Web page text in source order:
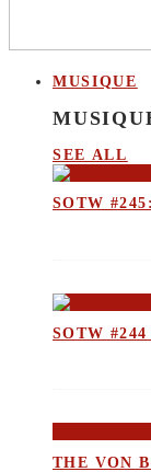
MUSIQUE
SEE ALL
SOTW
SOTW
THE VON